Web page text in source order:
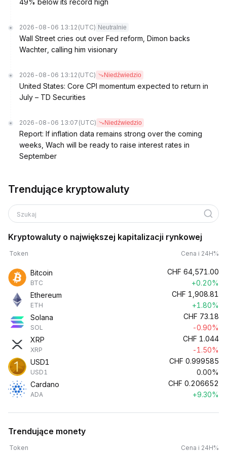
49% below its record high
2026-08-06 13:12 (UTC) Neutralnie
Wall Street cries out over Fed reform, Dimon backs
Wachter, calling him visionary
2026-08-06 13:12 (UTC) Niedźwiedzio
United States: Core CPI momentum expected to return in
July – TD Securities
2026-08-06 13:07 (UTC) Niedźwiedzio
Report: If inflation data remains strong over the coming
weeks, Wach will be ready to raise interest rates in
September
Trendujące kryptowaluty
Szukaj
Kryptowaluty o największej kapitalizacji rynkowej
Token Cena i 24H%
Bitcoin
BTC
CHF 64,571.00
+0.20%
Ethereum
ETH
CHF 1,908.81
+1.80%
Solana
SOL
CHF 73.18
-0.90%
XRP
XRP
CHF 1.044
-1.50%
USD1
USD1
CHF 0.999585
0.00%
Cardano
ADA
CHF 0.206652
+9.30%
Trendujące monety
Token Cena i 24H%